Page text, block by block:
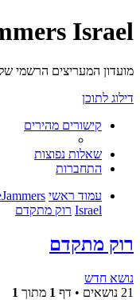
Israel
מועדון המעריצים הרשמי
דילוג לתוכן
קישורים מהירים
שאלות נפוצות
התחברות
עמוד ראשי
Israel רוק מתקדם
רוק מתקדם
נושא חדש
21 נושאים • דף
1 מתוך 1